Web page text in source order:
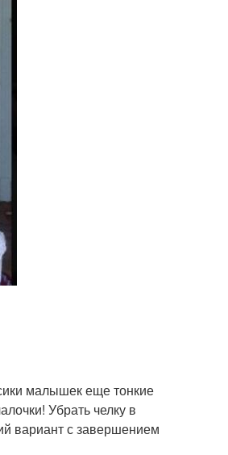
малышек еще тонкие
Убрать челку в
вариант с завершением